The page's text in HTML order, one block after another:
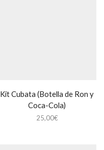
Kit Cubata (Botella de Ron y
Coca-Cola)
25,00€